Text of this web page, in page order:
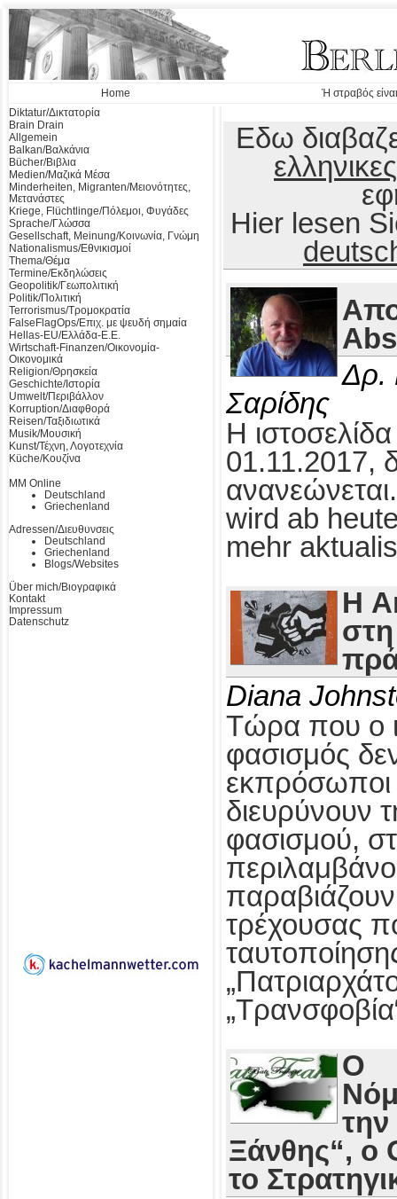
Home
Ή στραβός
Diktatur/Δικτατορία
Brain Drain
Allgemein
Balkan/Βαλκάνια
Bücher/Βιβλια
Medien/Μαζικά Μέσα
Minderheiten, Migranten/Μειονότητες,
Μετανάστες
Kriege, Flüchtlinge/Πόλεμοι, Φυγάδες
Sprache/Γλώσσα
Gesellschaft, Meinung/Κοινωνία, Γνώμη
Nationalismus/Εθνικισμοί
Thema/Θέμα
Termine/Εκδηλώσεις
Geopolitik/Γεωπολιτική
Politik/Πολιτική
Terrorismus/Τρομοκρατία
FalseFlagOps/Επιχ. με ψευδή σημαία
Hellas-EU/Ελλάδα-Ε.Ε.
Wirtschaft-Finanzen/Οικονομία-
Οικονομικά
Religion/Θρησκεία
Geschichte/Ιστορία
Umwelt/Περιβάλλον
Korruption/Διαφθορά
Reisen/Ταξιδιωτικά
Musik/Μουσική
Kunst/Τέχνη, Λογοτεχνία
Küche/Κουζίνα
MM Online
Deutschland
Griechenland
Adressen/Διευθυνσεις
Deutschland
Griechenland
Blogs/Websites
Über mich/Βιογραφικά
Kontakt
Impressum
Datenschutz
Εδω
ελληνικες
Hier lesen
Δρ.
Σαρίδης
Η
01.11.2017,
wird ab
mehr
Η
Diana
Τώρα που ο
φασισμός
εκπρόσωποι
διευρύνουν
φασισμού,
τρέχουσας
Ο
Ξάνθης“, ο
το